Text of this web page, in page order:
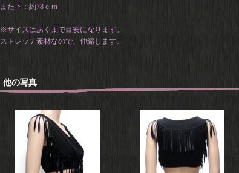
また下：約78ｃｍ
※サイズはあくまで目安になります。
ストレッチ素材なので、伸縮します。
他の写真